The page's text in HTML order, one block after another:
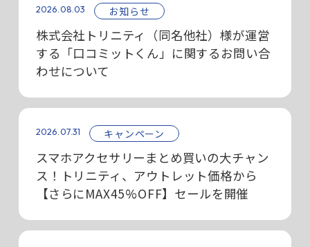
2026.08.03 お知らせ
株式会社トリニティ（同名他社）様が運営
する「口コミットくん」に関するお問い合
わせについて
2026.07.31 キャンペーン
スマホアクセサリーまとめ買いの大チャン
ス！トリニティ、アウトレット価格から
【さらにMAX45%OFF】セールを開催